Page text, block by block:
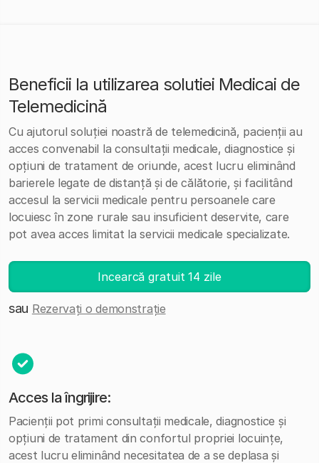
Beneficii la utilizarea solutiei Medicai de
Telemedicină
Cu ajutorul soluției noastră de telemedicină, pacienții au
acces convenabil la consultații medicale, diagnostice și
opțiuni de tratament de oriunde, acest lucru eliminând
barierele legate de distanță și de călătorie, și facilitând
accesul la servicii medicale pentru persoanele care
locuiesc în zone rurale sau insuficient deservite, care
pot avea acces limitat la servicii medicale specializate.
Incearcă gratuit 14 zile
sau Rezervați o demonstrație
Acces la îngrijire:
Pacienții pot primi consultații medicale, diagnostice și
opțiuni de tratament din confortul propriei locuințe,
acest lucru eliminând necesitatea de a se deplasa și